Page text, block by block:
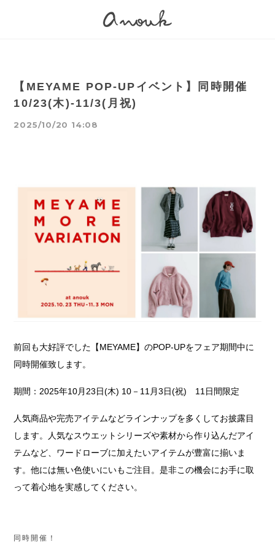
【MEYAME POP-UPイベント】同時開催
10/23(木)-11/3(月祝)
2025/10/20 14:08
前回も大好評でした【MEYAME】のPOP-UPをフェア期間中に
同時開催致します。
期間：2025年10月23日(木) 10－11月3日(祝) 11日間限定
人気商品や完売アイテムなどラインナップを多くしてお披露目
します。人気なスウエットシリーズや素材から作り込んだアイ
テムなど、ワードローブに加えたいアイテムが豊富に揃いま
す。他には無い色使いにいもご注目。是非この機会にお手に取
って着心地を実感してください。
同時開催！